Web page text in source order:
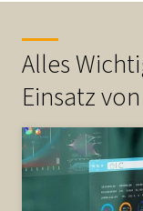
Alles
Einsatz